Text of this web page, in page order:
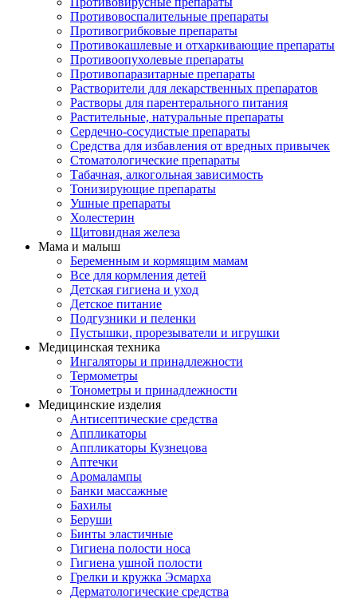
Противовоспалительные препараты
Противогрибковые препараты
Противокашлевые и отхаркивающие препараты
Противоопухолевые препараты
Противопаразитарные препараты
Растворители для лекарственных препаратов
Растворы для парентерального питания
Растительные, натуральные препараты
Сердечно-сосудистые препараты
Средства для избавления от вредных привычек
Стоматологические препараты
Табачная, алкогольная зависимость
Тонизирующие препараты
Ушные препараты
Холестерин
Щитовидная железа
Мама и малыш
Беременным и кормящим мамам
Все для кормления детей
Детская гигиена и уход
Детское питание
Подгузники и пеленки
Пустышки, прорезыватели и игрушки
Медицинская техника
Ингаляторы и принадлежности
Термометры
Тонометры и принадлежности
Медицинские изделия
Антисептические средства
Аппликаторы
Аппликаторы Кузнецова
Аптечки
Аромалампы
Банки массажные
Бахилы
Беруши
Бинты эластичные
Гигиена полости носа
Гигиена ушной полости
Грелки и кружка Эсмарха
Дерматологические средства